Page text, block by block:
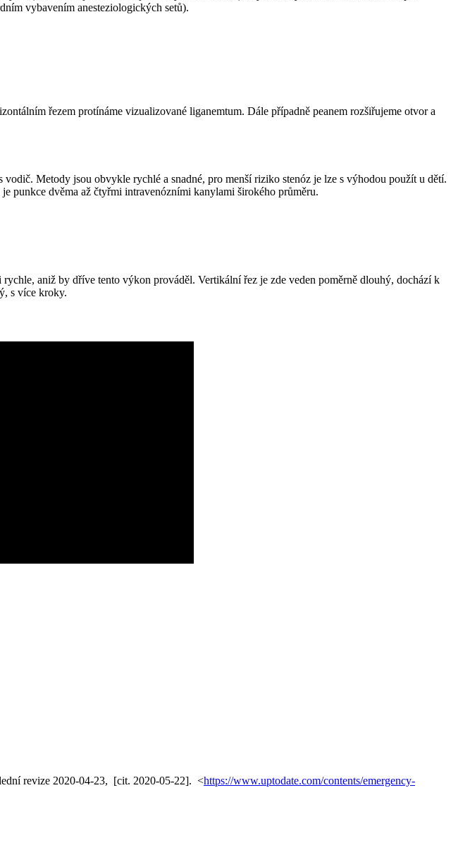
vybavením anesteziologických setů).
řezem protínáme vizualizované liganemtum. Dále případně peanem rozšiřujeme otvor a
Metody jsou obvykle rychlé a snadné, pro menší riziko stenóz je lze s výhodou použít u dětí.
punkce dvěma až čtyřmi intravenózními kanylami širokého průměru.
aniž by dříve tento výkon prováděl. Vertikální řez je zde veden poměrně dlouhý, dochází k
s více kroky.
revize 2020-04-23, [cit. 2020-05-22]. <https://www.uptodate.com/contents/emergency-